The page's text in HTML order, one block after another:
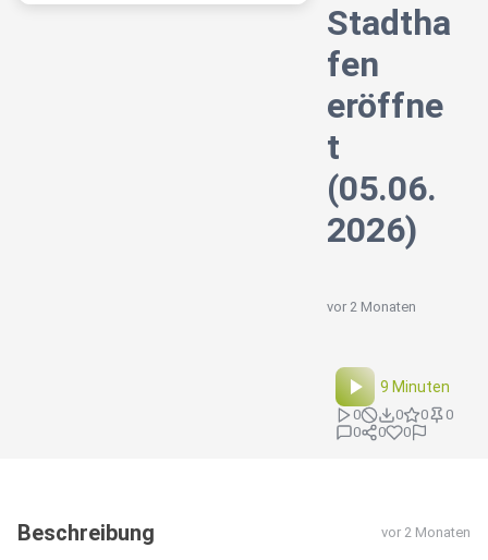
Stadtha
fen
eröffne
t
(05.06.
2026)
vor 2 Monaten
9 Minuten
0 0 0
0
0
0 0
Beschreibung vor 2 Monaten